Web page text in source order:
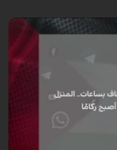
جهزت كل شيء من ذهب
القصف منزل زوجها